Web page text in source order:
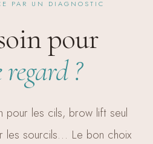
PAR UN DIAGNOSTIC
pour
?
pour les cils, brow lift seul
les sourcils… Le bon choix